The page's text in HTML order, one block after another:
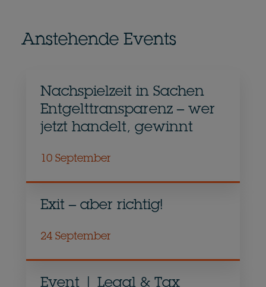
Anstehende Events
Nachspielzeit in Sachen
Entgelttransparenz – wer
jetzt handelt, gewinnt
10 September
Exit – aber richtig!
24 September